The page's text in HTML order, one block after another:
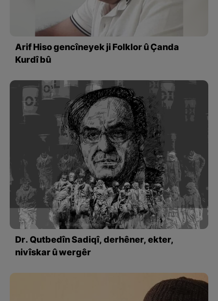
Arif Hiso gencîneyek ji Folklor û Çanda
Kurdî bû
Dr. Qutbedîn Sadiqî, derhêner, ekter,
nivîskar û wergêr